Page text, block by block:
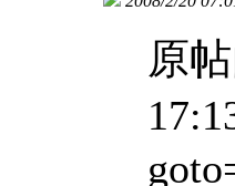
原